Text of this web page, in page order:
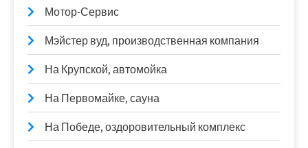
Мотор-Сервис
Мэйстер вуд, производственная компания
На Крупской, автомойка
На Первомайке, сауна
На Победе, оздоровительный комплекс